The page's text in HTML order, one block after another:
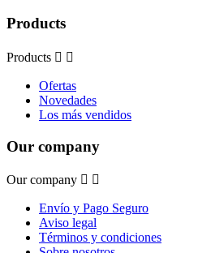
Products
Products  
Ofertas
Novedades
Los más vendidos
Our company
Our company  
Envío y Pago Seguro
Aviso legal
Términos y condiciones